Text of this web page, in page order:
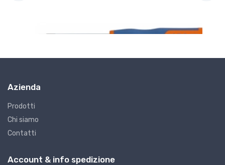
A0 - Giraviti
€3.68
Azienda
Prodotti
Chi siamo
Contatti
Account & info spedizione